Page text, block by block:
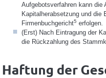
Aufgebotsverfahren kann die
Kapitalherabsetzung und die
Firmenbuchgericht5 erfolgen.
(Erst) Nach Eintragung der
die Rückzahlung des
Haftung der